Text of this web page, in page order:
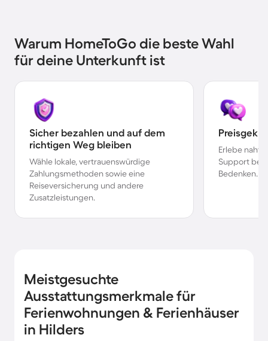
Warum HomeToGo die beste Wahl
für deine Unterkunft ist
Sicher bezahlen und auf dem
richtigen Weg bleiben
Wähle lokale, vertrauenswürdige
Zahlungsmethoden sowie eine
Reiseversicherung und andere
Zusatzleistungen.
Erlebe
Support bei
Bedenken.
Meistgesuchte
Ausstattungsmerkmale für
Ferienwohnungen & Ferienhäuser
in Hilders